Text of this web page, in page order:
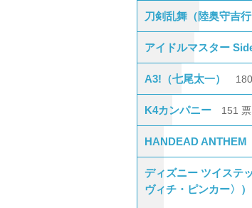
刀剣乱舞（陸奥守吉行
アイドルマスター
A3!（七尾太一）
K4カンパニー 151 票
HANDEAD ANTHEM
ディズニー ツイステ
ヴィチ・ピンカー〉）